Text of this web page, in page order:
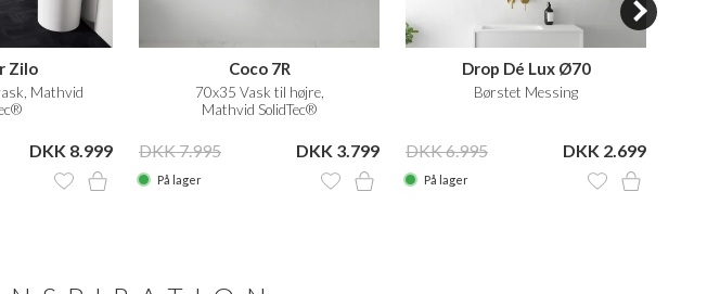
Zilo
Mathvid
DKK 8.999
Coco 7R
70x35 Vask til højre,
Mathvid SolidTec®
DKK 7.995 DKK 3.799
På lager
Drop Dé Lux Ø70
Børstet Messing
DKK 6.995 DKK 2.699
På lager